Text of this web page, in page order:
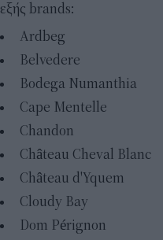
εξής brands:
Ardbeg
Belvedere
Bodega Numanthia
Cape Mentelle
Chandon
Château Cheval Blanc
Château d'Yquem
Cloudy Bay
Dom Pérignon